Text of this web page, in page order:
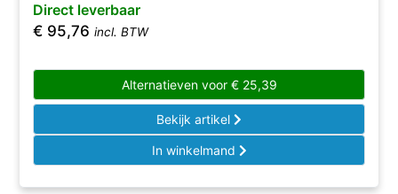
Direct leverbaar
€ 95,76 incl. BTW
Alternatieven voor €25,39
Bekijk artikel
In winkelmand